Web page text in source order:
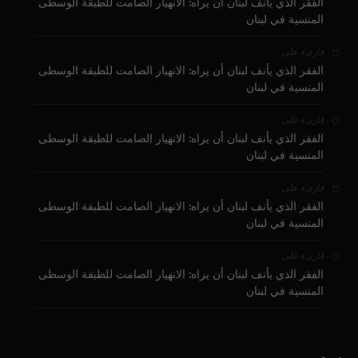
الفقر الذي يأنف لبنان أن يراه: الانهيار الصامت للطبقة الوسطى
المنسية في لبنان
قارىء على
الفقر الذي يأنف لبنان أن يراه: الانهيار الصامت للطبقة الوسطى
المنسية في لبنان
قارىء على
الفقر الذي يأنف لبنان أن يراه: الانهيار الصامت للطبقة الوسطى
المنسية في لبنان
قارىء على
الفقر الذي يأنف لبنان أن يراه: الانهيار الصامت للطبقة الوسطى
المنسية في لبنان
قارىء على
الفقر الذي يأنف لبنان أن يراه: الانهيار الصامت للطبقة الوسطى
المنسية في لبنان